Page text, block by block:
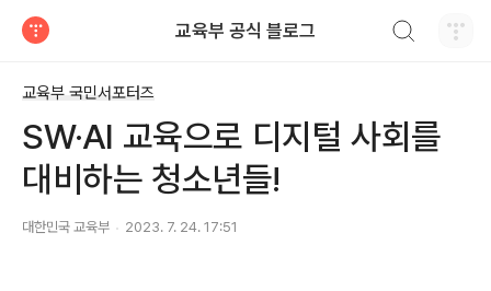
교육부 공식 블로그
교육부 국민서포터즈
SW·AI 교육으로 디지털 사회를
대비하는 청소년들!
대한민국 교육부 2023. 7. 24. 17:51